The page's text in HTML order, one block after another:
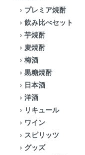
› プレミア焼酎
› 飲み比べセット
› 芋焼酎
› 麦焼酎
› 梅酒
› 黒糖焼酎
› 日本酒
› 洋酒
› リキュール
› ワイン
› スピリッツ
› グッズ